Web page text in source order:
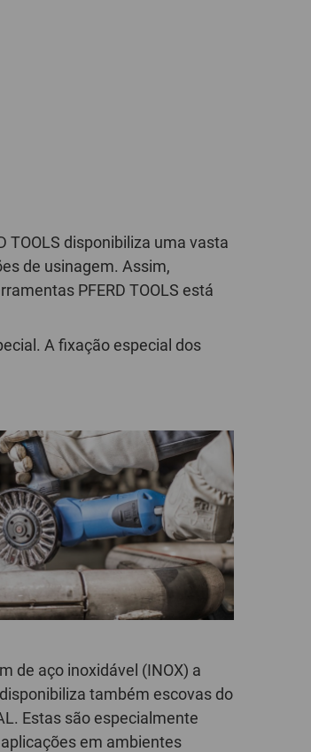
UNITED
AUSTRALIA
GLOBAL
INTERNATIONAL
-
ENGLISH
INTERNATIONAL
-
ESPAÑOL
TOOLS disponibiliza uma vasta
de usinagem. Assim,
PFERD TOOLS está
A fixação especial dos
de aço inoxidável (INOX) a
disponibiliza também escovas do
Estas são especialmente
em ambientes